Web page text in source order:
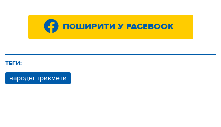
ПОШИРИТИ У FACEBOOK
ТЕГИ:
народні прикмети